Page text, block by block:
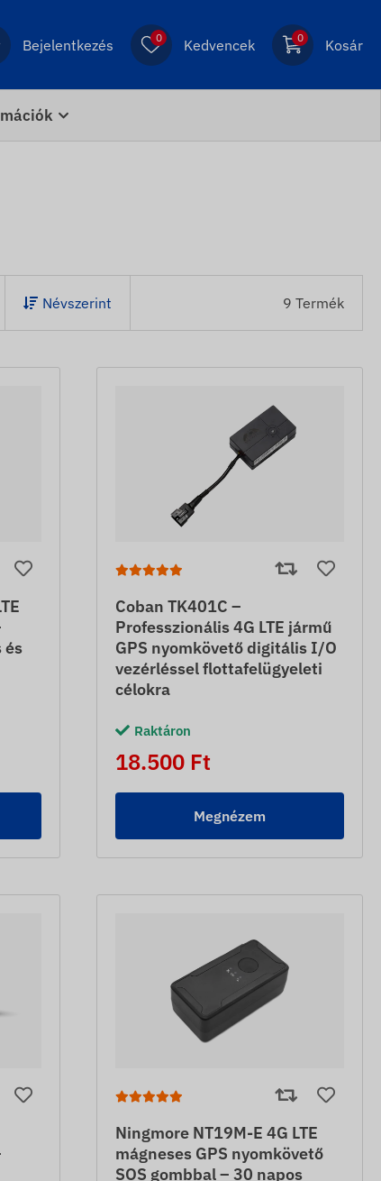
Bejelentkezés 0 Kedvencek 0 Kosár
Névszerint 9 Termék
és
Coban TK401C –
Professzionális 4G LTE jármű
GPS nyomkövető digitális I/O
vezérléssel flottafelügyeleti
célokra
Raktáron
18.500 Ft
Megnézem
Ningmore NT19M-E 4G LTE
mágneses GPS nyomkövető
SOS gombbal – 30 napos